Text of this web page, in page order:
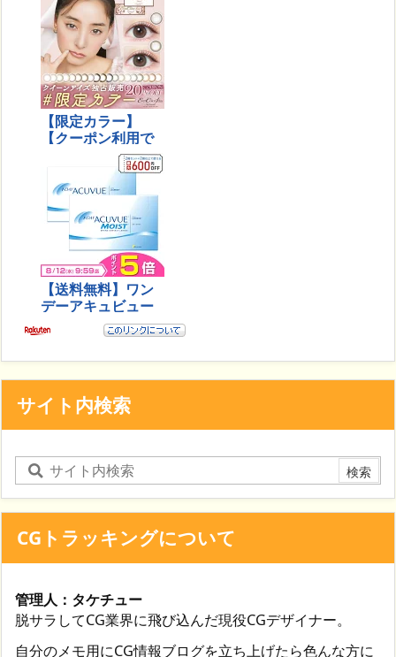
サイト内検索
CGトラッキングについて
管理人：タケチュー
脱サラしてCG業界に飛び込んだ現役CGデザイナー。
自分のメモ用にCG情報ブログを立ち上げたら色んな方に